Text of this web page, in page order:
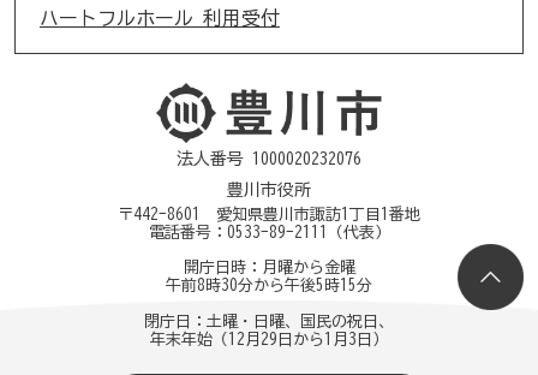
ハートフルホール 利用受付
法人番号 1000020232076
豊川市役所
〒442-8601 愛知県豊川市諏訪1丁目1番地
電話番号： 0533-89-2111 （代表）
開庁日時：月曜から金曜
午前8時30分から午後5時15分
閉庁日：土曜・日曜、国民の祝日、
年末年始（12月29日から1月3日）